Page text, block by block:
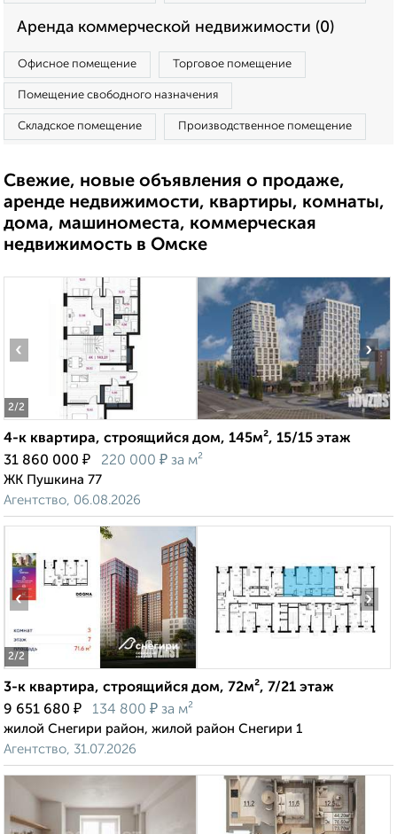
Аренда коммерческой недвижимости (0)
Офисное помещение Торговое помещение
Помещение свободного назначения
Складское помещение Производственное помещение
Свежие, новые объявления о продаже,
аренде недвижимости, квартиры, комнаты,
дома, машиноместа, коммерческая
недвижимость в Омске
2/2
‹ ›
4-к квартира, строящийся дом, 145м², 15/15 этаж
31 860 000 ₽ 220 000 ₽ за м²
ЖК Пушкина 77
Агентство, 06.08.2026
2/2
‹ ›
3-к квартира, строящийся дом, 72м², 7/21 этаж
9 651 680 ₽ 134 800 ₽ за м²
жилой Снегири район, жилой район Снегири 1
Агентство, 31.07.2026